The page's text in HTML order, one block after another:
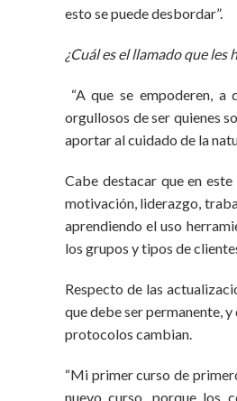
esto se puede desbordar”.
¿Cuál es el llamado que les
“A que se empoderen, a
orgullosos de ser quienes
aportar al cuidado de la
Cabe destacar que en
motivación, liderazgo,
aprendiendo el uso
los grupos y tipos de
Respecto de las
que debe ser permanente,
protocolos cambian.
“Mi primer curso de
nuevo curso, porque los